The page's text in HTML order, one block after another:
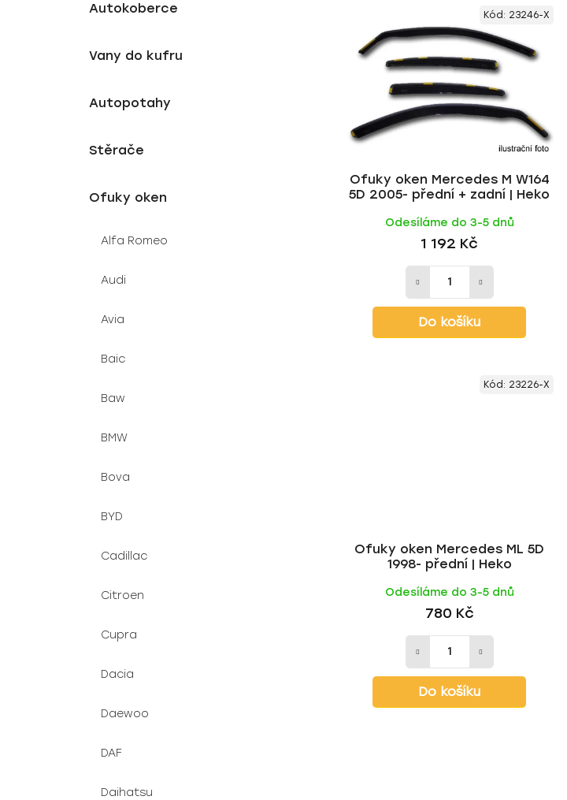
Autokoberce
Vany do kufru
Autopotahy
Stěrače
Ofuky oken
Alfa Romeo
Audi
Avia
Baic
Baw
BMW
Bova
BYD
Cadillac
Citroen
Cupra
Dacia
Daewoo
DAF
Daihatsu
o
u
k
Ofuky oken Mercedes M W164
5D 2005- přední + zadní | Heko
Odesíláme do 3-5 dnů
1 192 Kč
Do košíku
Kód: 23246-X
Ofuky oken Mercedes ML 5D
1998- přední | Heko
Odesíláme do 3-5 dnů
780 Kč
Do košíku
Kód: 23226-X